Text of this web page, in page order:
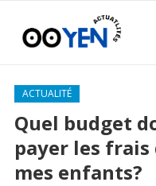
ACTUALITÉ
Quel budget
payer les frais
mes enfants?